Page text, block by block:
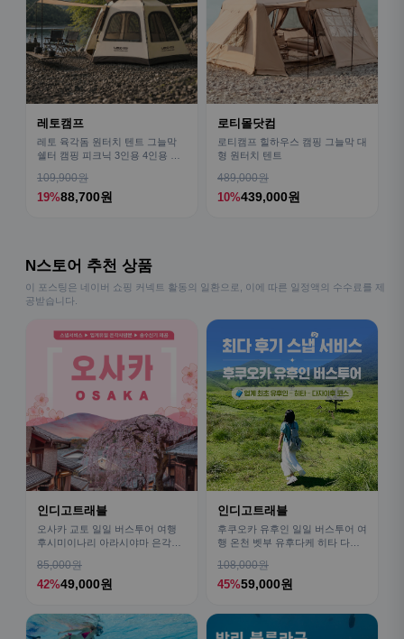
레토캠프
레토 육각돔 원터치 텐트 그늘막
쉘터 캠핑 피크닉 3인용 4인용 패
109,900원
19%88,700원
로티몰닷컴
로티캠프 힐하우스 캠핑 그늘막 대
형 원터치 텐트
489,000원
10%439,000원
N스토어 추천 상품
이 포스팅은 네이버 쇼핑 커넥트 활동의 일환으로, 이에 따른 일정액의 수수료를 제
공받습니다.
인디고트래블
오사카 교토 일일 버스투어 여행
후시미이나리 아라시야마 은각사
85,000원
42%49,000원
인디고트래블
후쿠오카 유후인 일일 버스투어 여
행 온천 벳부 유후다케 히타 다자
108,000원
45%59,000원